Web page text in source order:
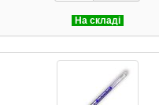
На складі